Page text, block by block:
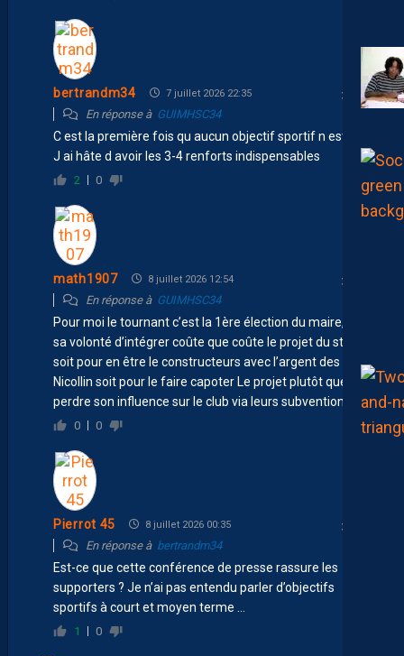
bertrandm34 7 juillet 2026 22:35
En réponse à GUIMHSC34
C est la première fois qu aucun objectif sportif n est fixé.
J ai hâte d avoir les 3-4 renforts indispensables
2 0
math1907 8 juillet 2026 12:54
En réponse à GUIMHSC34
Pour moi le tournant c’est la 1ère élection du maire, et
sa volonté d’intégrer coûte que coûte le projet du stade
soit pour en être le constructeurs avec l’argent des
Nicollin soit pour le faire capoter Le projet plutôt que de
perdre son influence sur le club via leurs subventions !
0 0
Pierrot 45 8 juillet 2026 00:35
En réponse à bertrandm34
Est-ce que cette conférence de presse rassure les
supporters ? Je n’ai pas entendu parler d’objectifs
sportifs à court et moyen terme …
1 0